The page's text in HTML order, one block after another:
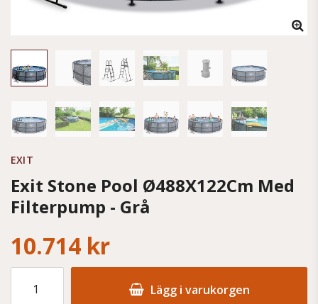
EXIT
Exit Stone Pool Ø488X122Cm Med
Filterpump - Grå
10.714 kr
Lägg i varukorgen